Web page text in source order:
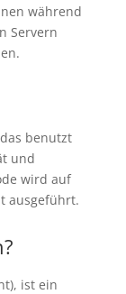
während
Servern
benutzt
und
wird auf
ausgeführt.
ist ein